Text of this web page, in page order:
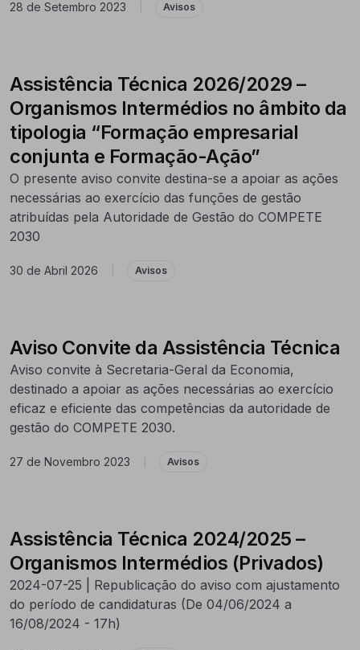
28 de Setembro 2023 Avisos
Assistência Técnica 2026/2029 –
Organismos Intermédios no âmbito da
tipologia “Formação empresarial
conjunta e Formação-Ação”
O presente aviso convite destina-se a apoiar as ações
necessárias ao exercício das funções de gestão
atribuídas pela Autoridade de Gestão do COMPETE
2030
30 de Abril 2026 Avisos
Aviso Convite da Assistência Técnica
Aviso convite à Secretaria-Geral da Economia,
destinado a apoiar as ações necessárias ao exercício
eficaz e eficiente das competências da autoridade de
gestão do COMPETE 2030.
27 de Novembro 2023 Avisos
Assistência Técnica 2024/2025 –
Organismos Intermédios (Privados)
2024-07-25 | Republicação do aviso com ajustamento
do período de candidaturas (De 04/06/2024 a
16/08/2024 - 17h)